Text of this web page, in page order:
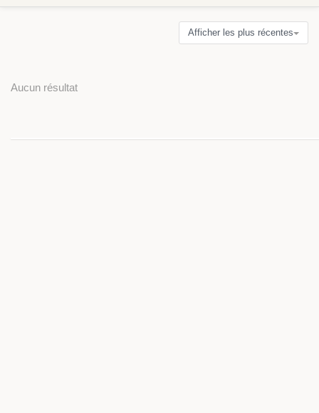
Afficher les plus récentes
Aucun résultat